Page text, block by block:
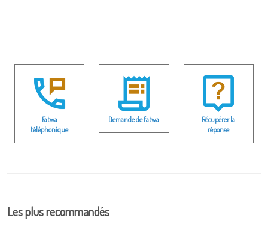
Fatwa
téléphonique
Demande de fatwa
Récupérer la
réponse
Les plus recommandés